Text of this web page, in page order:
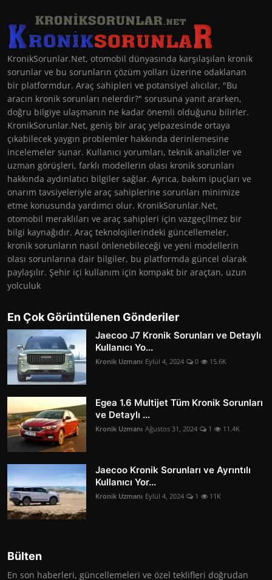
KronikSorunlar.Net, otomobil dünyasında karşılaşılan kronik
sorunlar ve bu sorunların çözüm yolları üzerine odaklanan
bir platformdur. Araç sahipleri ve potansiyel alıcılar, "Bu
aracın kronik sorunları nelerdir?" sorusuna yanıt ararken,
doğru bilgiye ulaşmanın ne kadar önemli olduğunu bilirler.
KronikSorunlar.Net, geniş bir araç yelpazesinde ortaya
çıkabilecek yaygın problemler hakkında derinlemesine
incelemeler sunar. Kullanıcı yorumları, teknik analizler ve
uzman görüşleri, farklı modellerin olası kronik sorunları
hakkında aydınlatıcı bilgiler sağlar. Ayrıca, bakım ipuçları ve
onarım tavsiyeleriyle araç sahiplerine sorunları minimize
etme konusunda yardımcı olur. KronikSorunlar.Net,
otomobil meraklıları ve araç sahipleri için vazgeçilmez bir
bilgi kaynağıdır. Araç teknolojilerindeki güncellemeler,
kronik sorunların nasıl önlenebileceği ve yeni modellerin
olası sorunlarına dair bilgiler, bu platformda güncel olarak
paylaşılır. Şehir içi kullanım için kompakt bir araçtan, uzun
yolculuk
En Çok Görüntülenen Gönderiler
Jaecoo J7 Kronik Sorunları ve Detaylı
Kullanıcı Yo...
Kronik Uzmanı Eylül 4, 2024 0 15.6K
Egea 1.6 Multijet Tüm Kronik Sorunları
ve Detaylı ...
Kronik Uzmanı Ağustos 31, 2024 1 11.4K
Jaecoo Kronik Sorunları ve Ayrıntılı
Kullanıcı Yor...
Kronik Uzmanı Eylül 4, 2024 1 11K
Bülten
En son haberleri, güncellemeleri ve özel teklifleri doğrudan